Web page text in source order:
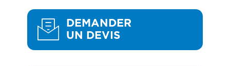
DEMANDER
UN DEVIS